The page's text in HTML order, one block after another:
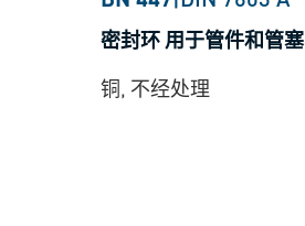
密封环 用于管件和管塞
铜, 不经处理